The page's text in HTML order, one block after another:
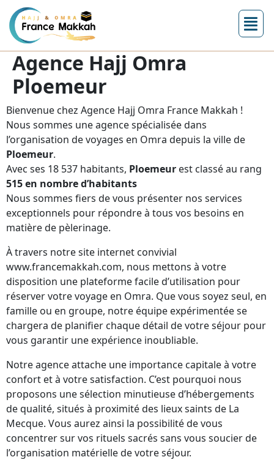
Agence Hajj Omra
Ploemeur
Bienvenue chez Agence Hajj Omra France Makkah !
Nous sommes une agence spécialisée dans
l’organisation de voyages en Omra depuis la ville de
Ploemeur.
Avec ses 18 537 habitants, Ploemeur est classé au rang
515 en nombre d’habitants
Nous sommes fiers de vous présenter nos services
exceptionnels pour répondre à tous vos besoins en
matière de pèlerinage.
À travers notre site internet convivial
www.francemakkah.com, nous mettons à votre
disposition une plateforme facile d’utilisation pour
réserver votre voyage en Omra. Que vous soyez seul, en
famille ou en groupe, notre équipe expérimentée se
chargera de planifier chaque détail de votre séjour pour
vous garantir une expérience inoubliable.
Notre agence attache une importance capitale à votre
confort et à votre satisfaction. C’est pourquoi nous
proposons une sélection minutieuse d’hébergements
de qualité, situés à proximité des lieux saints de La
Mecque. Vous aurez ainsi la possibilité de vous
concentrer sur vos rituels sacrés sans vous soucier de
l’organisation matérielle de votre séjour.